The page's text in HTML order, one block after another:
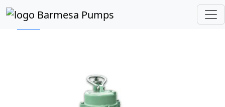
Inicio Catálogo de Productos